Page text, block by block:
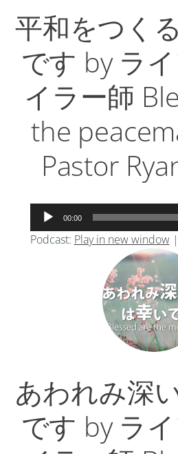
平和をつく
です by ラ
イラー師
the
Pastor
声
プ
00:00
Podcast: Play in new window|
あわれみ深
です by ラ